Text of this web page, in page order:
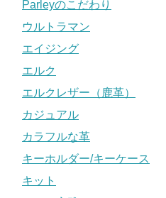
Parleyのこだわり
ウルトラマン
エイジング
エルク
エルクレザー（鹿革）
カジュアル
カラフルな革
キーホルダー/キーケース
キット